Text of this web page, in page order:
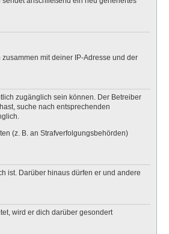
mit deiner IP-Adresse und der
zugänglich sein können. Der Betreiber
suche nach entsprechenden
(z. B. an Strafverfolgungsbehörden)
ist. Darüber hinaus dürfen er und andere
wird er dich darüber gesondert